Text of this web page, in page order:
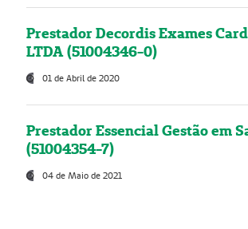
Prestador Decordis Exames
LTDA (51004346-0)
01 de Abril de 2020
Prestador Essencial Gestão em
(51004354-7)
04 de Maio de 2021